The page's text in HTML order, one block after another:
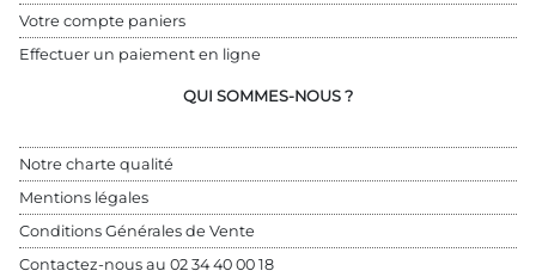
Votre compte paniers
Effectuer un paiement en ligne
QUI SOMMES-NOUS ?
Notre charte qualité
Mentions légales
Conditions Générales de Vente
Contactez-nous au 02 34 40 00 18